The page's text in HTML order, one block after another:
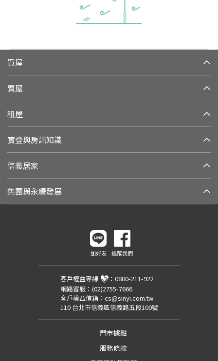
買屋
賣屋
租屋
實登與房訊知識
信義居家
集團與永續發展
加好友 追蹤我們
客戶權益專線 ： 0800-211-922
網路客服： (02)2755-7666
客戶權益信箱： cs@sinyi.com.tw
110 台北市信義區信義路五段100號
門市據點
服務條款